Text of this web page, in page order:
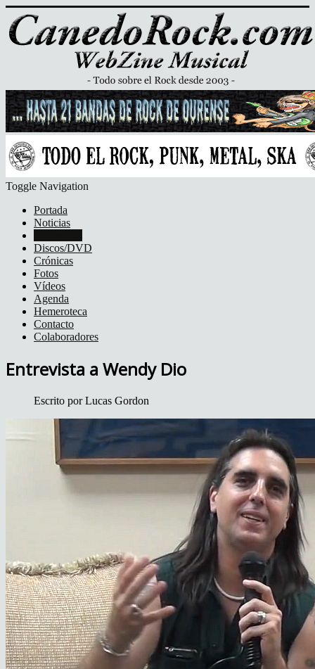
Toggle Navigation
Portada
Noticias
Discos/DVD
Crónicas
Fotos
Vídeos
Agenda
Hemeroteca
Contacto
Colaboradores
Entrevista a Wendy Dio
Escrito porLucas Gordon